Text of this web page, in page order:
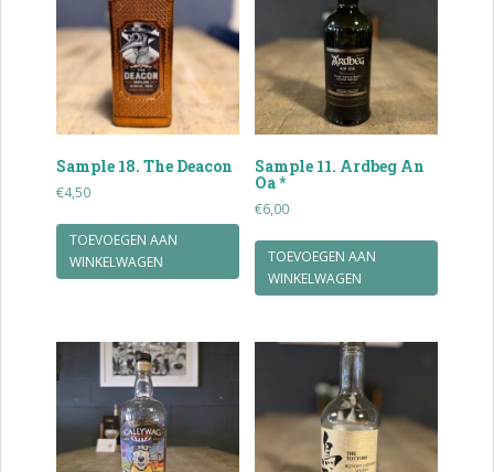
Sample 18. The Deacon
€4,50
TOEVOEGEN AAN
WINKELWAGEN
Sample 11. Ardbeg An
Oa *
€6,00
TOEVOEGEN AAN
WINKELWAGEN